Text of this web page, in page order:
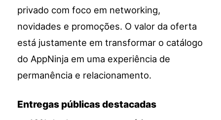
privado com foco em networking,
novidades e promoções. O valor da oferta
está justamente em transformar o catálogo
do AppNinja em uma experiência de
permanência e relacionamento.
Entregas públicas destacadas